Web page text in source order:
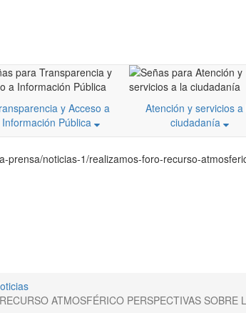
y Acceso a
Información Pública
Atención y servicios a
ciudadanía
prensa/noticias-1/realizamos-foro-recurso-
ATMOSFÉRICO PERSPECTIVAS SOBRE